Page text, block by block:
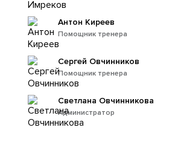
Помощник тренера
Антон Киреев
Помощник тренера
Сергей Овчинников
Администратор
Светлана Овчинникова